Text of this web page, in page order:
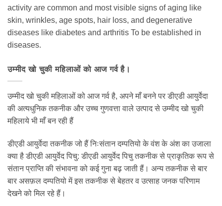
activity are common and most visible signs of aging like
skin, wrinkles, age spots, hair loss, and degenerative
diseases like diabetes and arthritis To be established in
diseases.
उम्मीद खो चुकी महिलाओं को आज गर्व है।
उम्मीद खो चुकी महिलाओं को आज गर्व है, अपने माँ बनने पर डीएडी आयुर्वेदा
की अत्यधुनिक तकनीक और उच्च गुणवत्ता वाले उत्पाद से उम्मीद खो चुकी
महिलाये भी माँ बन रही हैं
डीएडी आयुर्वेदा तकनीक जो हैं निःसंतान दम्पतियो के वंश के अंश का उजाला
क्या है डीएडी आयुर्वेद पिचु: डीएडी आयुर्वेद पिचु तकनीक से प्राकृतिक रूप से
संतान प्राप्ति की संभावना को कई गुना बढ़ जाती हैं। अन्य तकनीक से बार
बार असफ़ल दम्पतियो में इस तकनीक से बेहतर व उत्साह जनक परिणाम
देखने को मिल रहे हैं।